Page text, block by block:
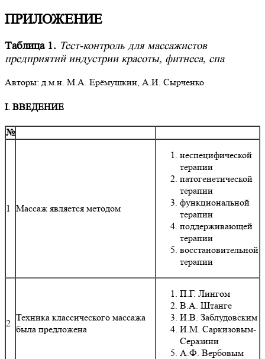
ПРИЛОЖЕНИЕ
Таблица 1. Тест-контроль для массажистов
предприятий индустрии красоты, фитнеса, спа
Авторы: д.м.н. М.А. Ерёмушкин, А.И. Сырченко
I. ВВЕДЕНИЕ
№
1 Массаж является методом
неспецифической
терапии
патогенетической
терапии
функциональной
терапии
поддерживающей
терапии
восстановительной
терапии
2
Техника классического массажа
была предложена
П.Г. Лингом
В.А. Штанге
И.В. Заблудовским
И.М. Саркизовым-
Серазини
А.Ф. Вербовым